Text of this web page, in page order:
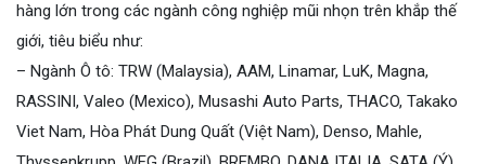
hàng lớn trong các ngành công nghiệp mũi nhọn trên khắp thế
giới, tiêu biểu như:
– Ngành Ô tô: TRW (Malaysia), AAM, Linamar, LuK, Magna,
RASSINI, Valeo (Mexico), Musashi Auto Parts, THACO, Takako
Viet Nam, Hòa Phát Dung Quất (Việt Nam), Denso, Mahle,